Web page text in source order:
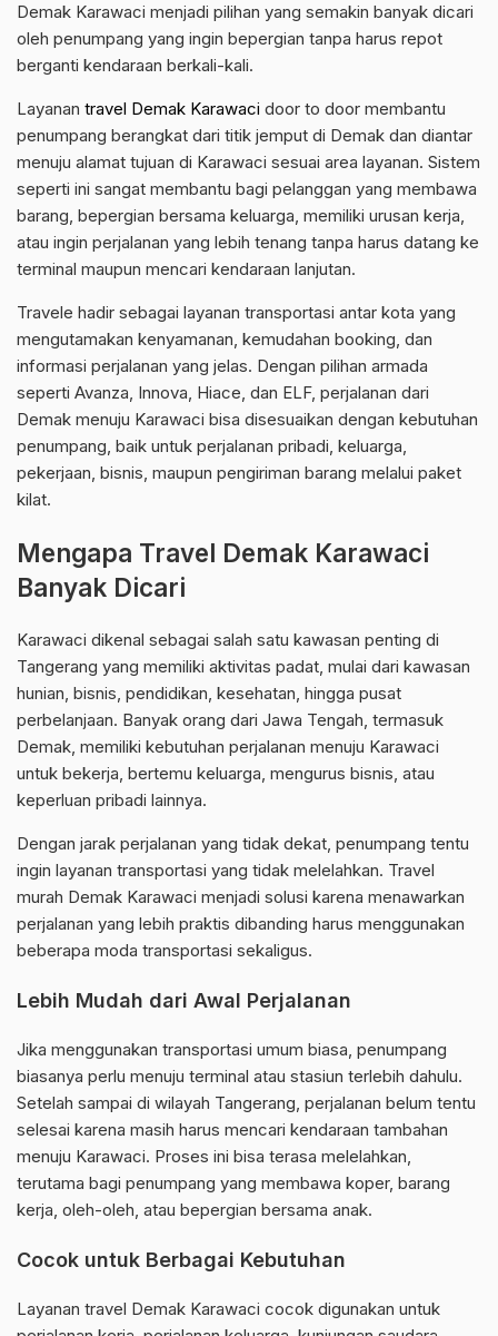
Demak Karawaci menjadi pilihan yang semakin banyak dicari
oleh penumpang yang ingin bepergian tanpa harus repot
berganti kendaraan berkali-kali.
Layanan travel Demak Karawaci door to door membantu
penumpang berangkat dari titik jemput di Demak dan diantar
menuju alamat tujuan di Karawaci sesuai area layanan. Sistem
seperti ini sangat membantu bagi pelanggan yang membawa
barang, bepergian bersama keluarga, memiliki urusan kerja,
atau ingin perjalanan yang lebih tenang tanpa harus datang ke
terminal maupun mencari kendaraan lanjutan.
Travele hadir sebagai layanan transportasi antar kota yang
mengutamakan kenyamanan, kemudahan booking, dan
informasi perjalanan yang jelas. Dengan pilihan armada
seperti Avanza, Innova, Hiace, dan ELF, perjalanan dari
Demak menuju Karawaci bisa disesuaikan dengan kebutuhan
penumpang, baik untuk perjalanan pribadi, keluarga,
pekerjaan, bisnis, maupun pengiriman barang melalui paket
kilat.
Mengapa Travel Demak Karawaci
Banyak Dicari
Karawaci dikenal sebagai salah satu kawasan penting di
Tangerang yang memiliki aktivitas padat, mulai dari kawasan
hunian, bisnis, pendidikan, kesehatan, hingga pusat
perbelanjaan. Banyak orang dari Jawa Tengah, termasuk
Demak, memiliki kebutuhan perjalanan menuju Karawaci
untuk bekerja, bertemu keluarga, mengurus bisnis, atau
keperluan pribadi lainnya.
Dengan jarak perjalanan yang tidak dekat, penumpang tentu
ingin layanan transportasi yang tidak melelahkan. Travel
murah Demak Karawaci menjadi solusi karena menawarkan
perjalanan yang lebih praktis dibanding harus menggunakan
beberapa moda transportasi sekaligus.
Lebih Mudah dari Awal Perjalanan
Jika menggunakan transportasi umum biasa, penumpang
biasanya perlu menuju terminal atau stasiun terlebih dahulu.
Setelah sampai di wilayah Tangerang, perjalanan belum tentu
selesai karena masih harus mencari kendaraan tambahan
menuju Karawaci. Proses ini bisa terasa melelahkan,
terutama bagi penumpang yang membawa koper, barang
kerja, oleh-oleh, atau bepergian bersama anak.
Cocok untuk Berbagai Kebutuhan
Layanan travel Demak Karawaci cocok digunakan untuk